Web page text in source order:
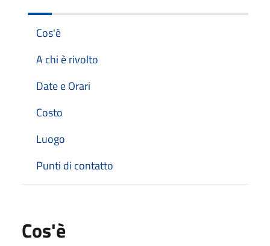
Cos'è
A chi è rivolto
Date e Orari
Costo
Luogo
Punti di contatto
Cos'è